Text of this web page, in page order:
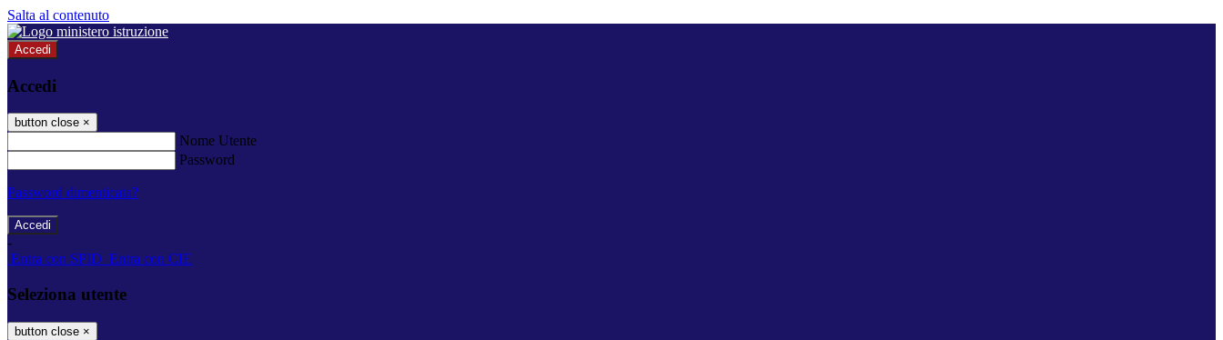
Salta al contenuto
Accedi
Accedi
button close ×
Nome Utente
Password
Password dimenticata?
-
Entra con SPID Entra con CIE
Seleziona utente
button close ×